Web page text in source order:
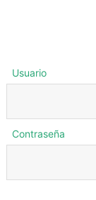
Usuario
Contraseña